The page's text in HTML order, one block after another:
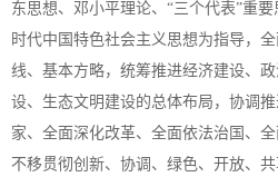
东思想、邓小平理论、“三个代表”重
时代中国特色社会主义思想为指导，
线、基本方略，统筹推进经济建设、
设、生态文明建设的总体布局，协调
家、全面深化改革、全面依法治国、
不移贯彻创新、协调、绿色、开放、